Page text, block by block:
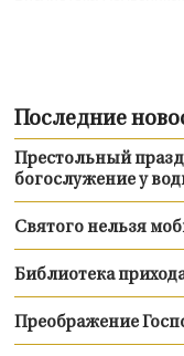
Последние
Престольный
богослужение у
Святого нельзя
Библиотека
Преображение